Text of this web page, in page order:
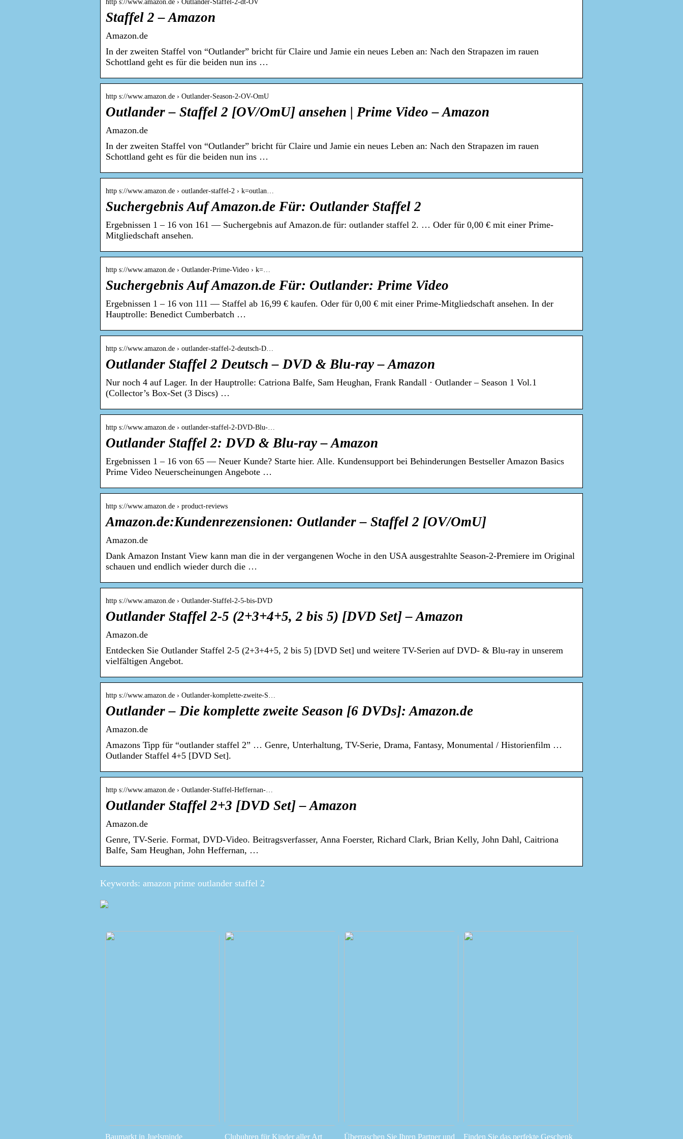
http s://www.amazon.de › Outlander-Staffel-2-dt-OV
Staffel 2 – Amazon
Amazon.de
In der zweiten Staffel von “Outlander” bricht für Claire und Jamie ein neues Leben an: Nach den Strapazen im rauen
Schottland geht es für die beiden nun ins …
http s://www.amazon.de › Outlander-Season-2-OV-OmU
Outlander – Staffel 2 [OV/OmU] ansehen | Prime Video – Amazon
Amazon.de
In der zweiten Staffel von “Outlander” bricht für Claire und Jamie ein neues Leben an: Nach den Strapazen im rauen
Schottland geht es für die beiden nun ins …
http s://www.amazon.de › outlander-staffel-2 › k=outlan…
Suchergebnis Auf Amazon.de Für: Outlander Staffel 2
Ergebnissen 1 – 16 von 161 — Suchergebnis auf Amazon.de für: outlander staffel 2. … Oder für 0,00 € mit einer Prime-
Mitgliedschaft ansehen.
http s://www.amazon.de › Outlander-Prime-Video › k=…
Suchergebnis Auf Amazon.de Für: Outlander: Prime Video
Ergebnissen 1 – 16 von 111 — Staffel ab 16,99 € kaufen. Oder für 0,00 € mit einer Prime-Mitgliedschaft ansehen. In der
Hauptrolle: Benedict Cumberbatch …
http s://www.amazon.de › outlander-staffel-2-deutsch-D…
Outlander Staffel 2 Deutsch – DVD & Blu-ray – Amazon
Nur noch 4 auf Lager. In der Hauptrolle: Catriona Balfe, Sam Heughan, Frank Randall · Outlander – Season 1 Vol.1
(Collector’s Box-Set (3 Discs) …
http s://www.amazon.de › outlander-staffel-2-DVD-Blu-…
Outlander Staffel 2: DVD & Blu-ray – Amazon
Ergebnissen 1 – 16 von 65 — Neuer Kunde? Starte hier. Alle. Kundensupport bei Behinderungen Bestseller Amazon Basics
Prime Video Neuerscheinungen Angebote …
http s://www.amazon.de › product-reviews
Amazon.de:Kundenrezensionen: Outlander – Staffel 2 [OV/OmU]
Amazon.de
Dank Amazon Instant View kann man die in der vergangenen Woche in den USA ausgestrahlte Season-2-Premiere im Original
schauen und endlich wieder durch die …
http s://www.amazon.de › Outlander-Staffel-2-5-bis-DVD
Outlander Staffel 2-5 (2+3+4+5, 2 bis 5) [DVD Set] – Amazon
Amazon.de
Entdecken Sie Outlander Staffel 2-5 (2+3+4+5, 2 bis 5) [DVD Set] und weitere TV-Serien auf DVD- & Blu-ray in unserem
vielfältigen Angebot.
http s://www.amazon.de › Outlander-komplette-zweite-S…
Outlander – Die komplette zweite Season [6 DVDs]: Amazon.de
Amazon.de
Amazons Tipp für “outlander staffel 2” … Genre, Unterhaltung, TV-Serie, Drama, Fantasy, Monumental / Historienfilm …
Outlander Staffel 4+5 [DVD Set].
http s://www.amazon.de › Outlander-Staffel-Heffernan-…
Outlander Staffel 2+3 [DVD Set] – Amazon
Amazon.de
Genre, TV-Serie. Format, DVD-Video. Beitragsverfasser, Anna Foerster, Richard Clark, Brian Kelly, John Dahl, Caitriona
Balfe, Sam Heughan, John Heffernan, …
Keywords: amazon prime outlander staffel 2
Baumarkt in Juelsminde Clubuhren für Kinder aller Art Überraschen Sie Ihren Partner und Finden Sie das perfekte Geschenk